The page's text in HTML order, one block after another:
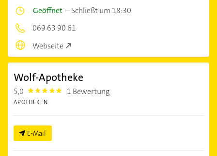
Geöffnet –Schließt um 18:30
069 63 90 61
Webseite
Wolf-Apotheke
5,0 5.0 1 Bewertung
APOTHEKEN
E-Mail